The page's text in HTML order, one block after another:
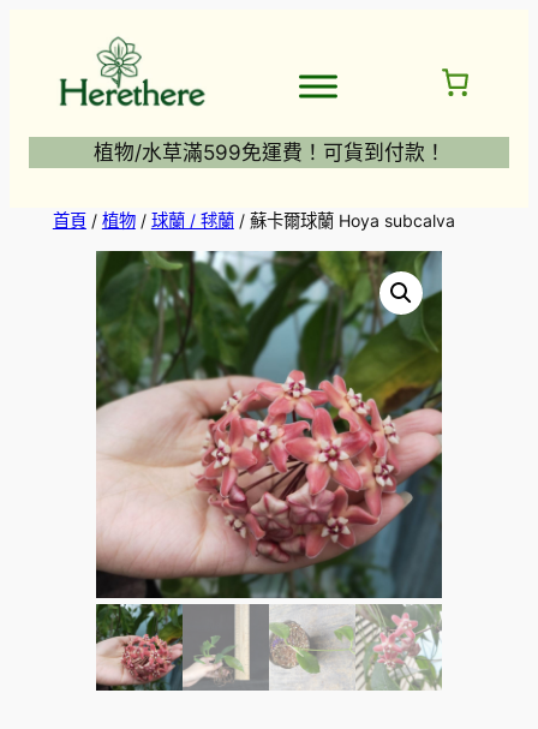
植物/水草滿599免運費！可貨到付款！
首頁/ 植物/ 球蘭 / 毬蘭/ 蘇卡爾球蘭 Hoya subcalva